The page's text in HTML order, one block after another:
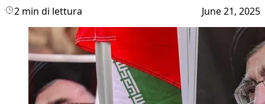
2 min di lettura June 21, 2025